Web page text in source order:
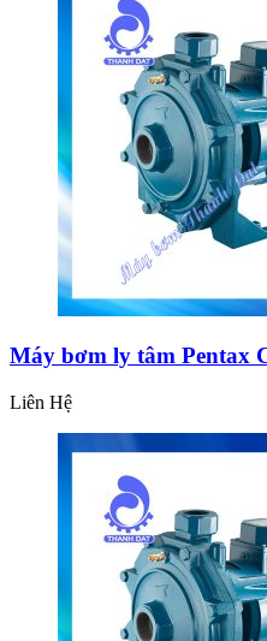
Máy bơm ly tâm Pentax
Liên Hệ